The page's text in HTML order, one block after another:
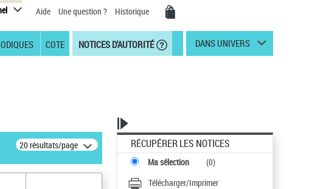
Aide Une question ? Historique
COTE NOTICES D'AUTORITÉ DANS UNIVERS
20 résultats/page RÉCUPÉRER LES NOTICES
Ma sélection (0)
Télécharger/Imprimer